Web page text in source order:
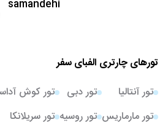
تورهای چارتری الفبای سفر
تور آنتالیا
تور مارماریس
تور دبی
تور روسیه
تور کوش
تور سریلانکا